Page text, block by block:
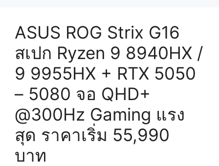
ASUS ROG Strix G16
สเปก Ryzen 9 8940HX /
9 9955HX + RTX 5050
– 5080 จอ QHD+
@300Hz Gaming แรง
สุด ราคาเริ่ม 55,990
บาท